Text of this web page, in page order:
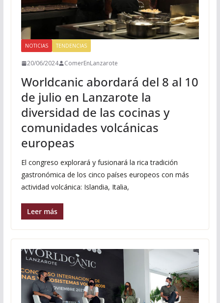
NOTICIAS TENDENCIAS
20/06/2024 ComerEnLanzarote
Worldcanic abordará del 8 al 10
de julio en Lanzarote la
diversidad de las cocinas y
comunidades volcánicas
europeas
El congreso explorará y fusionará la rica tradición
gastronómica de los cinco países europeos con más
actividad volcánica: Islandia, Italia,
Leer más